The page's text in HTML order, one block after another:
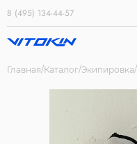
8 (495) 134-44-57
Главная Каталог Экипировка